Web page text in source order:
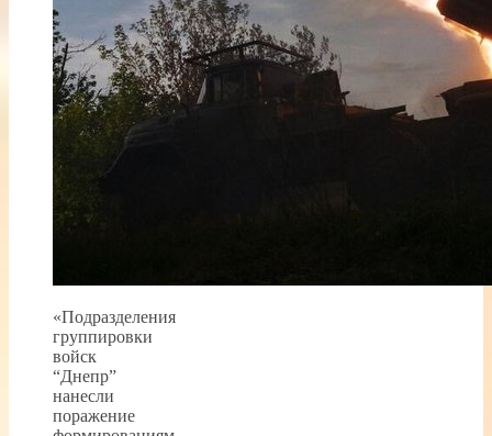
«Подразделения
группировки
войск
“Днепр”
нанесли
поражение